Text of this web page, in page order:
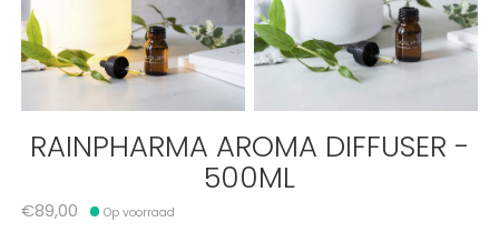
RAINPHARMA AROMA DIFFUSER -
500ML
€89,00 Op voorraad